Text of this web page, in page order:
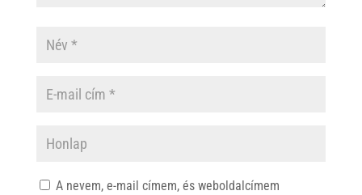
A nevem, e-mail címem, és weboldalcímem